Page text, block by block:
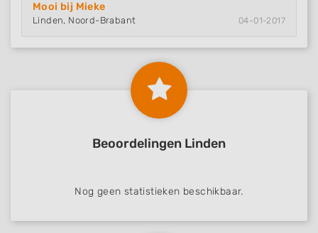
Mooi bij Mieke
Linden, Noord-Brabant 04-01-2017
Beoordelingen Linden
Nog geen statistieken beschikbaar.